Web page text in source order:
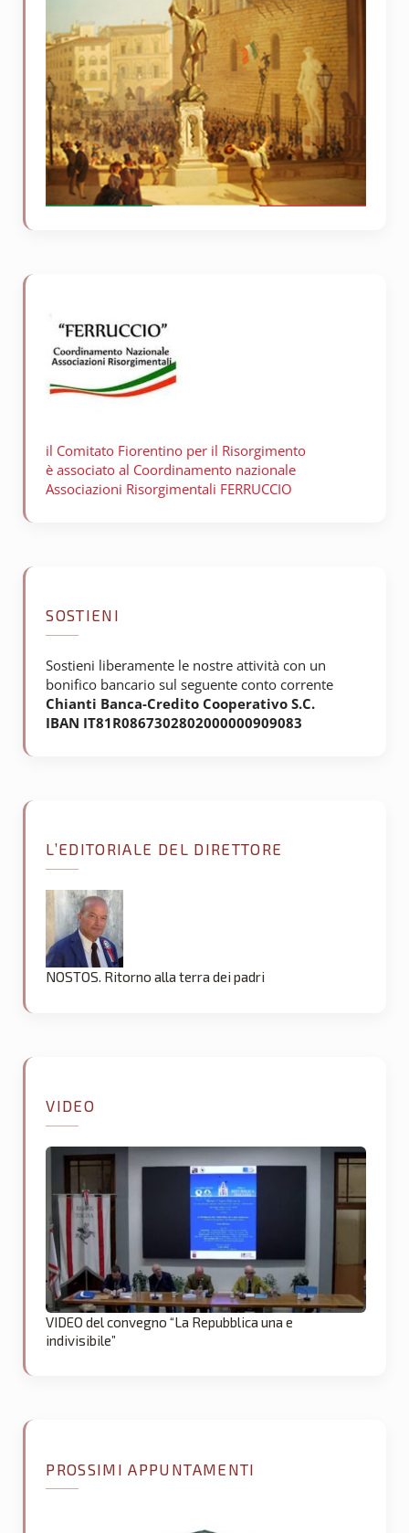
il Comitato Fiorentino per il Risorgimento
è associato al Coordinamento nazionale
Associazioni Risorgimentali FERRUCCIO
SOSTIENI
Sostieni liberamente le nostre attività con un
bonifico bancario sul seguente conto corrente
Chianti Banca-Credito Cooperativo S.C.
IBAN IT81R0867302802000000909083
L’EDITORIALE DEL DIRETTORE
NOSTOS. Ritorno alla terra dei padri
VIDEO
VIDEO del convegno “La Repubblica una e
indivisibile”
PROSSIMI APPUNTAMENTI